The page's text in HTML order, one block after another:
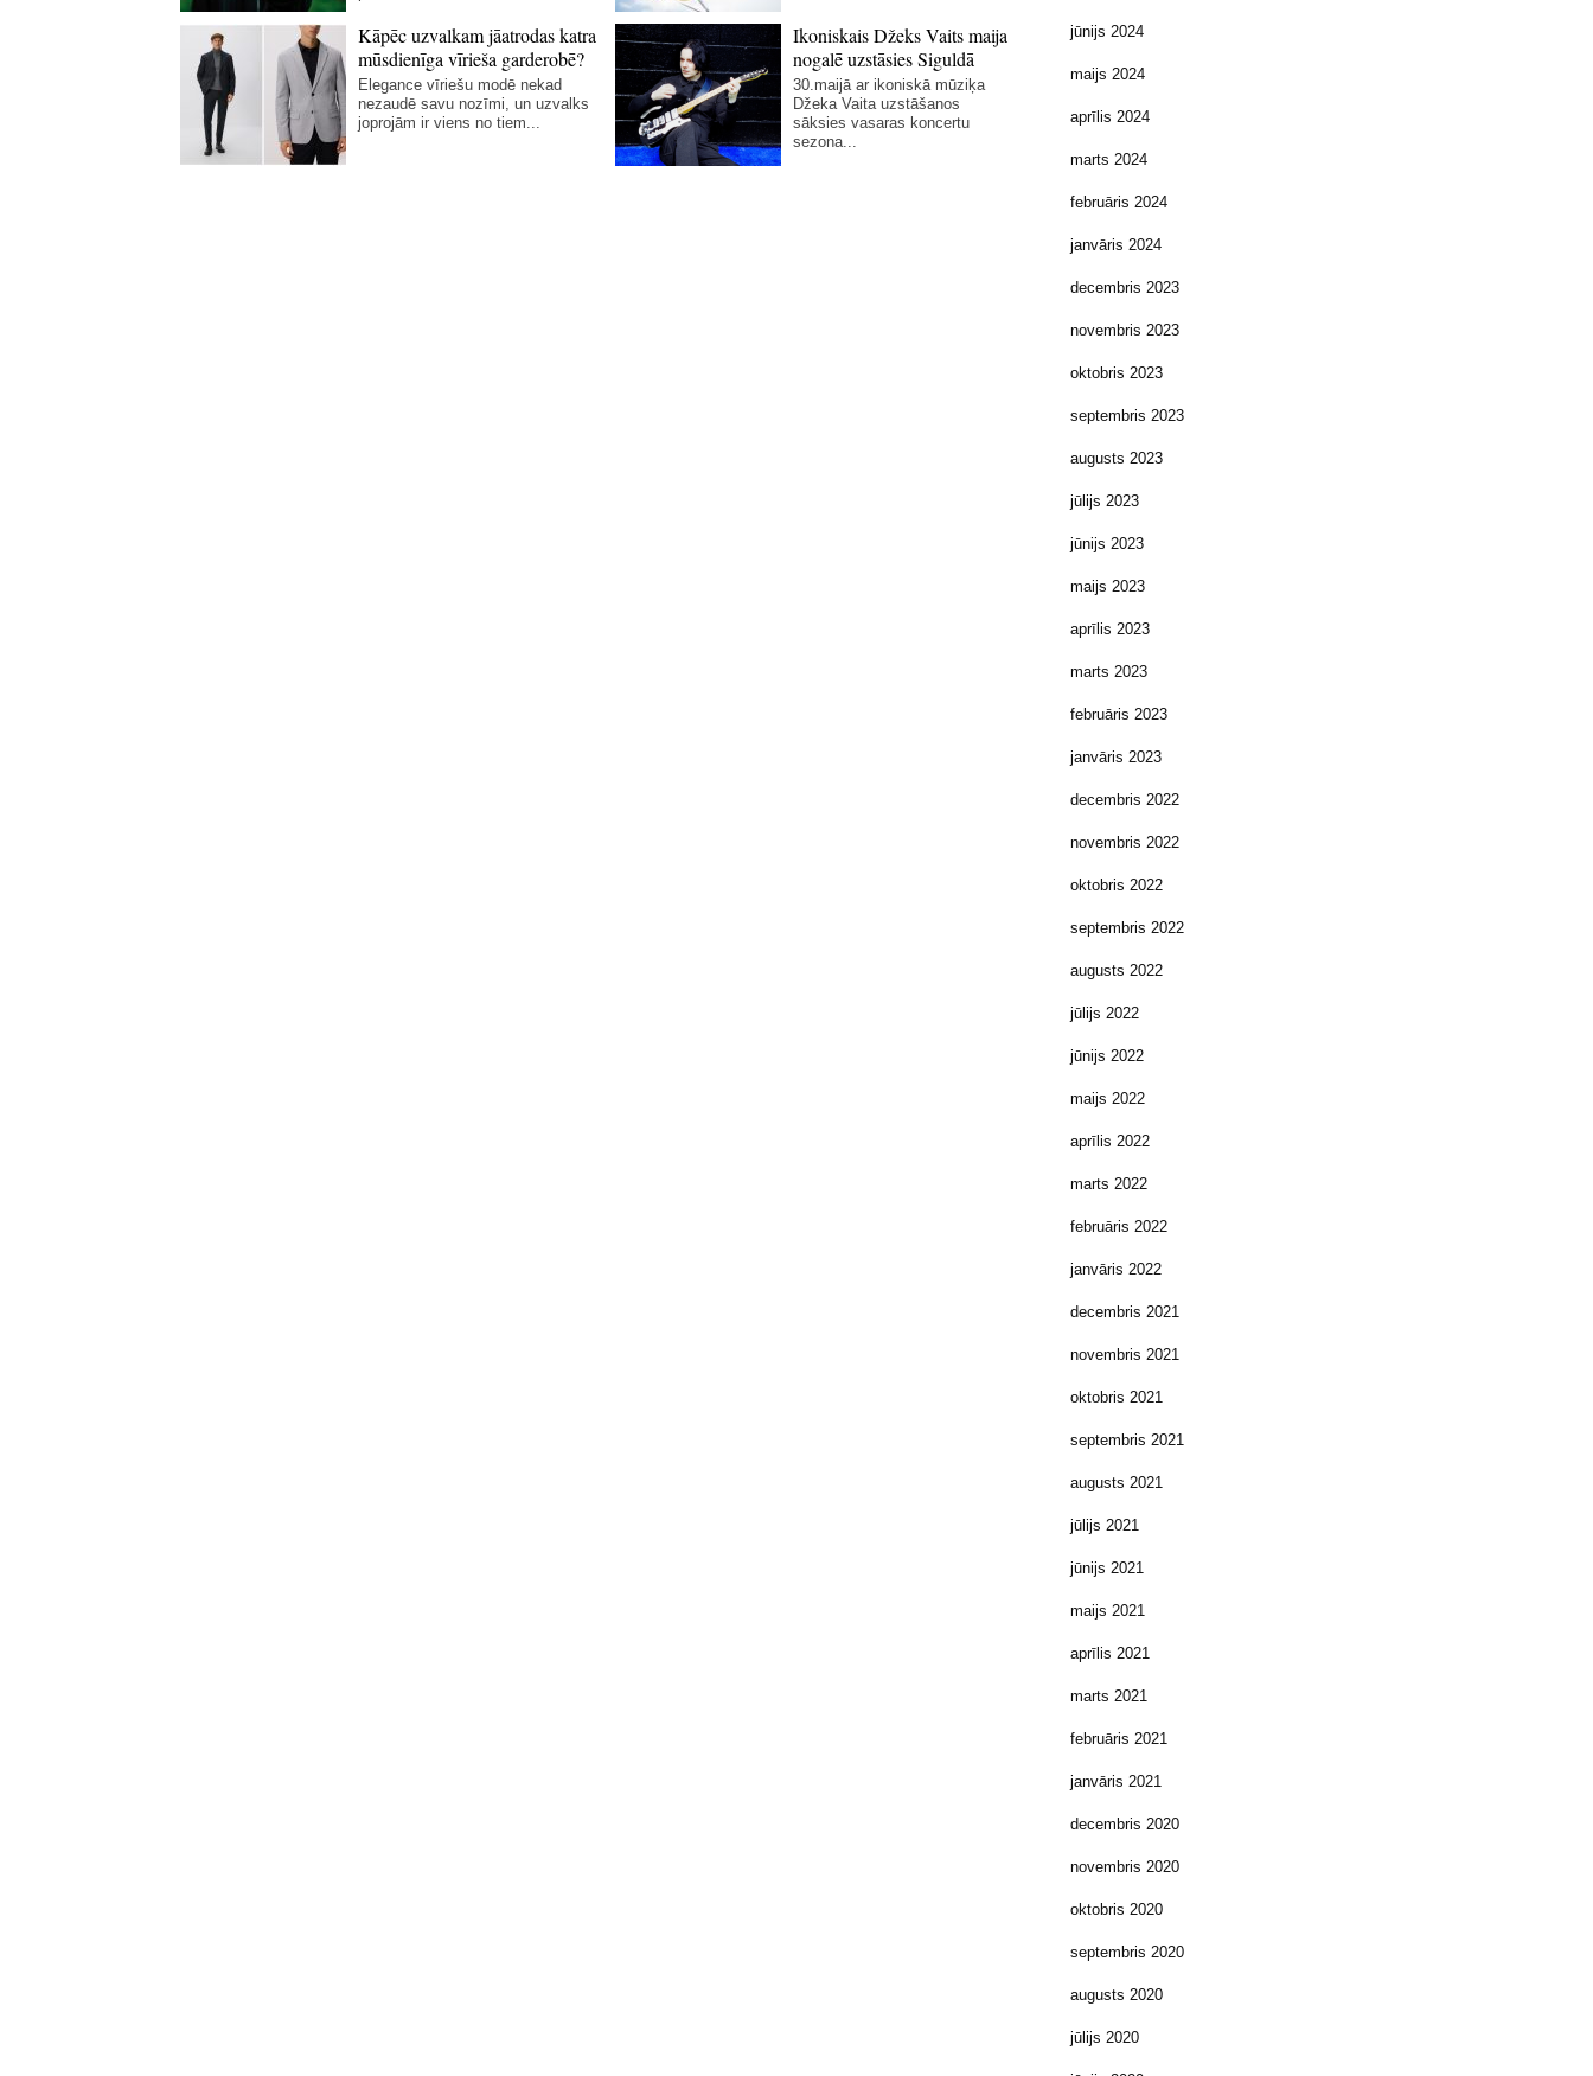
Kāpēc uzvalkam jāatrodas katra
mūsdienīga vīrieša garderobē?
Elegance vīriešu modē nekad
nezaudē savu nozīmi, un uzvalks
joprojām ir viens no tiem...
Ikoniskais Džeks Vaits maija
nogalē uzstāsies Siguldā
30.maijā ar ikoniskā mūziķa
Džeka Vaita uzstāšanos
sāksies vasaras koncertu
sezona...
jūnijs 2024
maijs 2024
aprīlis 2024
marts 2024
februāris 2024
janvāris 2024
decembris 2023
novembris 2023
oktobris 2023
septembris 2023
augusts 2023
jūlijs 2023
jūnijs 2023
maijs 2023
aprīlis 2023
marts 2023
februāris 2023
janvāris 2023
decembris 2022
novembris 2022
oktobris 2022
septembris 2022
augusts 2022
jūlijs 2022
jūnijs 2022
maijs 2022
aprīlis 2022
marts 2022
februāris 2022
janvāris 2022
decembris 2021
novembris 2021
oktobris 2021
septembris 2021
augusts 2021
jūlijs 2021
jūnijs 2021
maijs 2021
aprīlis 2021
marts 2021
februāris 2021
janvāris 2021
decembris 2020
novembris 2020
oktobris 2020
septembris 2020
augusts 2020
jūlijs 2020